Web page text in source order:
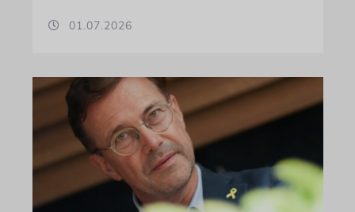
01.07.2026